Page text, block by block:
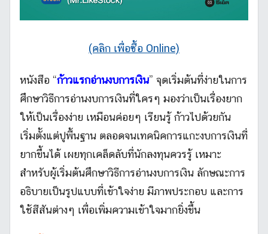
(คลิก เพื่อซื้อ Online)
หนังสือ “ก้าวแรกอ่านงบการเงิน” จุดเริ่มต้นที่ง่ายในการ
ศึกษาวิธีการอ่านงบการเงินที่ใครๆ มองว่าเป็นเรื่องยาก
ให้เป็นเรื่องง่าย เหมือนค่อยๆ เรียนรู้ ก้าวไปด้วยกัน
เริ่มตั้งแต่ปูพื้นฐาน ตลอดจนเทคนิคการแกะงบการเงินที่
ยากขึ้นได้ เผยทุกเคล็ดลับที่นักลงทุนควรรู้ เหมาะ
สำหรับผู้เริ่มต้นศึกษาวิธีการอ่านงบการเงิน ลักษณะการ
อธิบายเป็นรูปแบบที่เข้าใจง่าย มีภาพประกอบ และการ
ใช้สีสันต่างๆ เพื่อเพิ่มความเข้าใจมากยิ่งขึ้น